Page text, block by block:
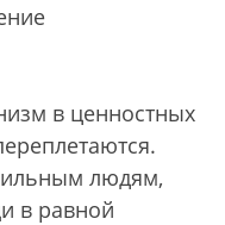
в ценностных
людям,
в равной